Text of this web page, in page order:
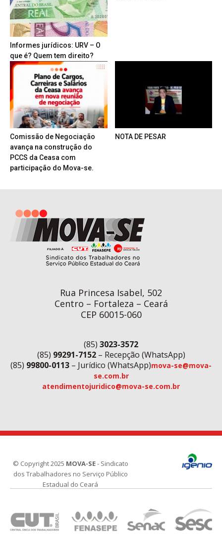
Informes jurídicos: URV – O
que é? Quem tem direito?
Comissão de Negociação
avança na construção do
PCCS da Ceasa com
participação do Mova-se.
NOTA DE PESAR
Rua Princesa Isabel, 502
Centro – Fortaleza – Ceará
CEP 60015-060
(85) 3023-3572
(85) 99291-7152– Recepção (WhatsApp)
(85) 99800-0113 – Jurídico (WhatsApp)mova-se@mova-
se.com.br
atendimentojuridico@mova-se.com.br
© Copyright 2025 MOVA-SE- Sindicato
dos Trabalhadores no Serviço Público
Estadual do Ceará